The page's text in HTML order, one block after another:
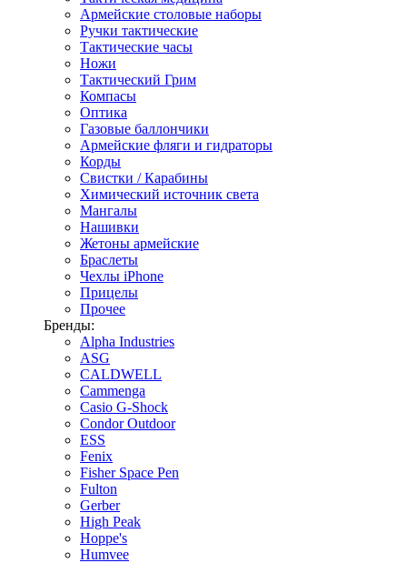
Армейские столовые наборы
Ручки тактические
Тактические часы
Ножи
Тактический Грим
Компасы
Оптика
Газовые баллончики
Армейские фляги и гидраторы
Корды
Свистки / Карабины
Химический источник света
Мангалы
Нашивки
Жетоны армейские
Браслеты
Чехлы iPhone
Прицелы
Прочее
Бренды:
Alpha Industries
ASG
CALDWELL
Cammenga
Casio G-Shock
Condor Outdoor
ESS
Fenix
Fisher Space Pen
Fulton
Gerber
High Peak
Hoppe's
Humvee